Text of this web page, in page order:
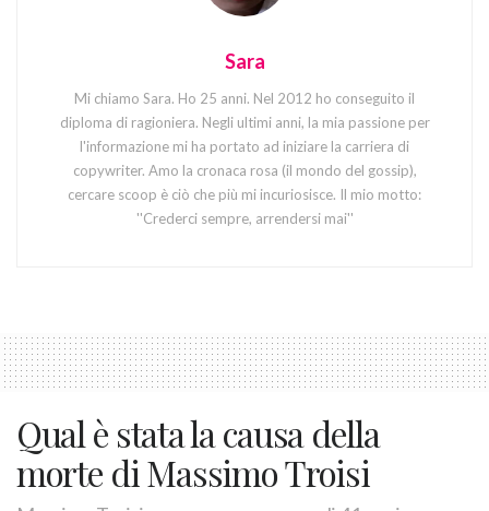
Sara
Mi chiamo Sara. Ho 25 anni. Nel 2012 ho conseguito il
diploma di ragioniera. Negli ultimi anni, la mia passione per
l'informazione mi ha portato ad iniziare la carriera di
copywriter. Amo la cronaca rosa (il mondo del gossip),
cercare scoop è ciò che più mi incuriosisce. Il mio motto:
''Crederci sempre, arrendersi mai''
Qual è stata la causa della
morte di Massimo Troisi